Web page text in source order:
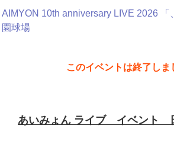
AIMYON 10th anniversary LIVE 2026 「
園球場
このイベントは終了しま
あいみょん ライブ イベント